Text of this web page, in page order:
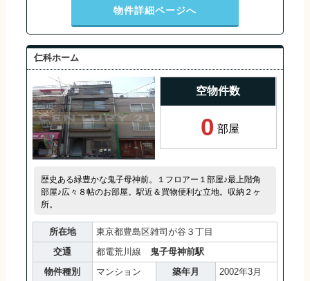
物件詳細ページへ
仁科ホーム
空物件数
0 部屋
歴史ある緑豊かな鬼子母神前。１フロアー１部屋♪最上階角
部屋♪広々８帖のお部屋。駅近＆買物便利な立地。収納２ヶ
所。
所在地
東京都豊島区雑司が谷３丁目
交通
都電荒川線
鬼子母神前駅
物件種別
マンション 築年月
2002年3月